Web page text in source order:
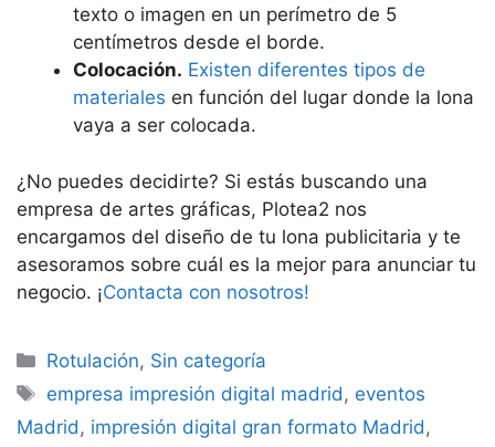
texto o imagen en un perímetro de 5
centímetros desde el borde.
Colocación. Existen diferentes tipos de
materiales en función del lugar donde la lona
vaya a ser colocada.
¿No puedes decidirte? Si estás buscando una
empresa de artes gráficas, Plotea2 nos
encargamos del diseño de tu lona publicitaria y te
asesoramos sobre cuál es la mejor para anunciar tu
negocio. ¡Contacta con nosotros!
Categorías
Rotulación, Sin categoría
Etiquetas
empresa impresión digital madrid , eventos
Madrid , impresión digital gran formato Madrid ,